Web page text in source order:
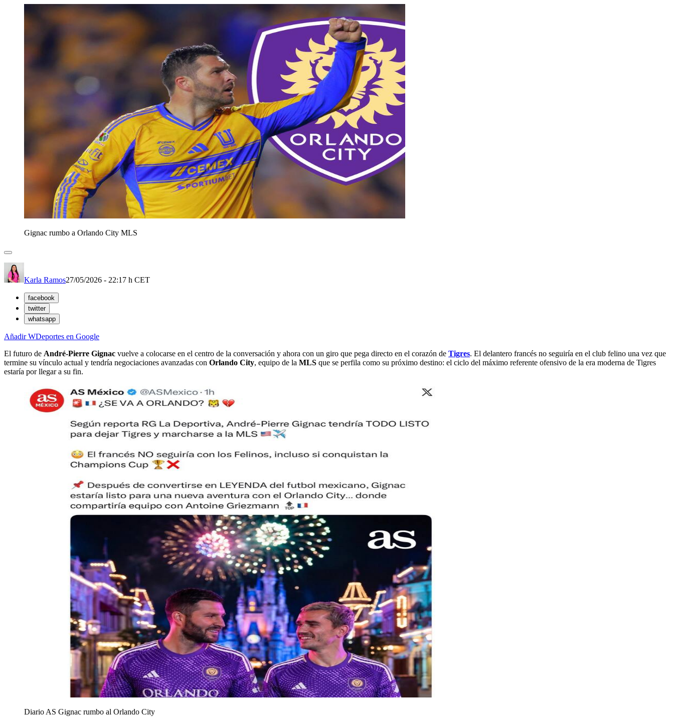
Gignac rumbo a Orlando City MLS
Karla Ramos27/05/2026 - 22:17 h CET
facebook
twitter
whatsapp
Añadir WDeportes en Google
El futuro de André-Pierre Gignac vuelve a colocarse en el centro de la conversación y ahora con un giro que pega directo en el corazón de Tigres. El delantero francés no seguiría en el club felino una vez que
termine su vínculo actual y tendría negociaciones avanzadas con Orlando City, equipo de la MLS que se perfila como su próximo destino: el ciclo del máximo referente ofensivo de la era moderna de Tigres
estaría por llegar a su fin.
Diario AS Gignac rumbo al Orlando City